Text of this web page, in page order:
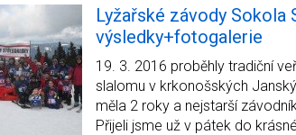
Lyžařské závody Sokola
výsledky+fotogalerie
19. 3. 2016 proběhly tradiční
slalomu v krkonošských
měla 2 roky a nejstarší
Přijeli jsme už v pátek do